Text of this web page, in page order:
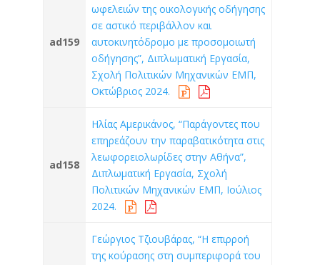
ad159
ωφελειών της οικολογικής οδήγησης
σε αστικό περιβάλλον και
αυτοκινητόδρομο με προσομοιωτή
οδήγησης”, Διπλωματική Εργασία,
Σχολή Πολιτικών Μηχανικών ΕΜΠ,
Οκτώβριος 2024.
ad158
Ηλίας Αμερικάνος, “Παράγοντες που
επηρεάζουν την παραβατικότητα στις
λεωφορειολωρίδες στην Αθήνα”,
Διπλωματική Εργασία, Σχολή
Πολιτικών Μηχανικών ΕΜΠ, Ιούλιος
2024.
Γεώργιος Τζιουβάρας, “Η επιρροή
της κούρασης στη συμπεριφορά του